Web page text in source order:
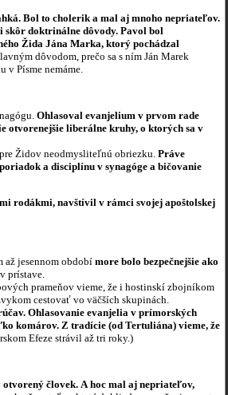
Bol to cholerik a mal aj mnoho nepriateľov.
skôr doktrinálne dôvody. Pavol bol
Žida Jána Marka, ktorý pochádzal
dôvodom, prečo sa s ním Ján Marek
v Písme nemáme.
Ohlasoval evanjelium v prvom rade
otvorenejšie liberálne kruhy, o ktorých sa v
Židov neodmysliteľnú obriezku. Práve
a disciplínu v synagóge a bičovanie
rodákmi, navštívil v rámci svojej apoštolskej
až jesennom období more bolo bezpečnejšie ako
prístave.
prameňov vieme, že i hostinskí zbojníkom
cestovať vo väčších skupinách.
Ohlasovanie evanjelia v prímorských
komárov. Z tradície (od Tertuliána) vieme, že
Efeze strávil až tri roky.)
človek. A hoc mal aj nepriateľov,